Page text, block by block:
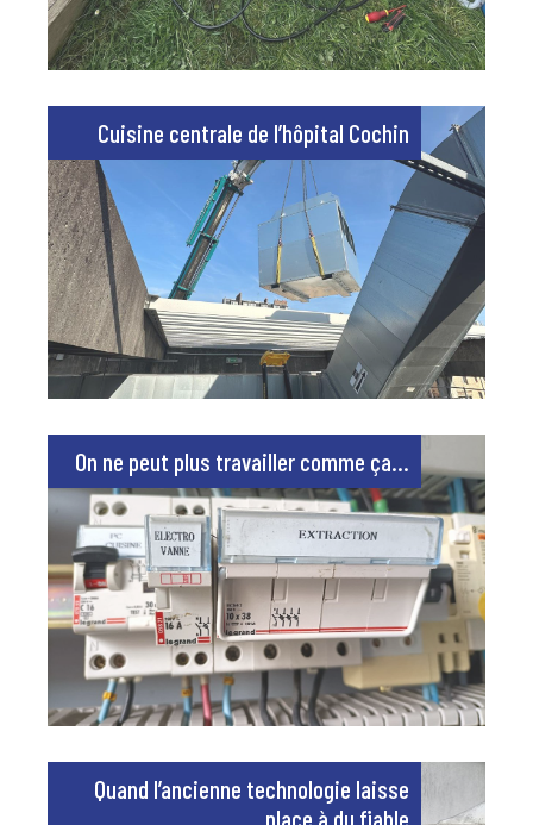
Cuisine centrale de l’hôpital Cochin
On ne peut plus travailler comme ça…
Quand l’ancienne technologie laisse
place à du fiable